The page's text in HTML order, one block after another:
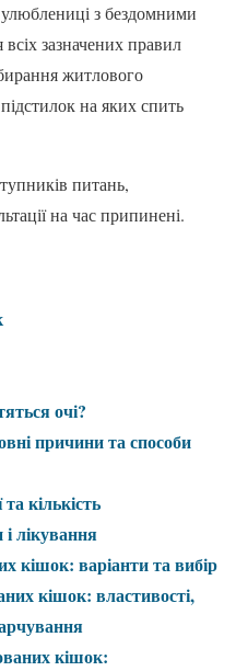
з бездомними
зазначених правил
житлового
на яких спить
питань,
на час припинені.
очі?
причини та способи
кількість
лікування
кішок: варіанти та вибір
кішок: властивості,
кішок: